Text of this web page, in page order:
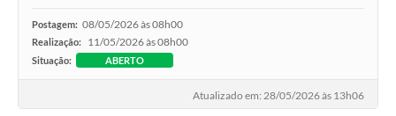
Postagem: 08/05/2026 às 08h00
Realização: 11/05/2026 às 08h00
Situação: ABERTO
Atualizado em: 28/05/2026 às 13h06